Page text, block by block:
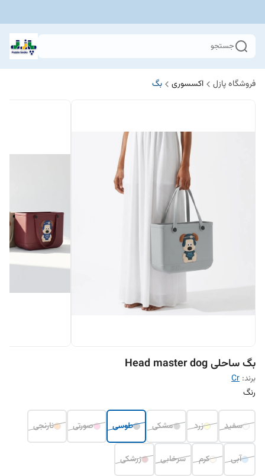
جستجو
فروشگاه پازل اکسسوری بگ
بگ ساحلی Head master dog
برند: Cr
رنگ
سفید زرد مشکی طوسی صورتی نارنجی
آبی کرم سرخابی
زرشکی